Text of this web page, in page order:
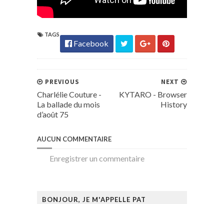
TAGS
Facebook
NEXT
KYTARO - Browser
History
PREVIOUS
Charlélie Couture -
La ballade du mois
d’août 75
AUCUN COMMENTAIRE
Enregistrer un commentaire
BONJOUR, JE M'APPELLE PAT